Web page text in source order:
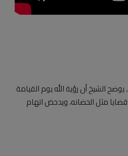
الشيخ أن رؤية الله يوم القيامة
مثل الحضانه، ويدحض اتهام